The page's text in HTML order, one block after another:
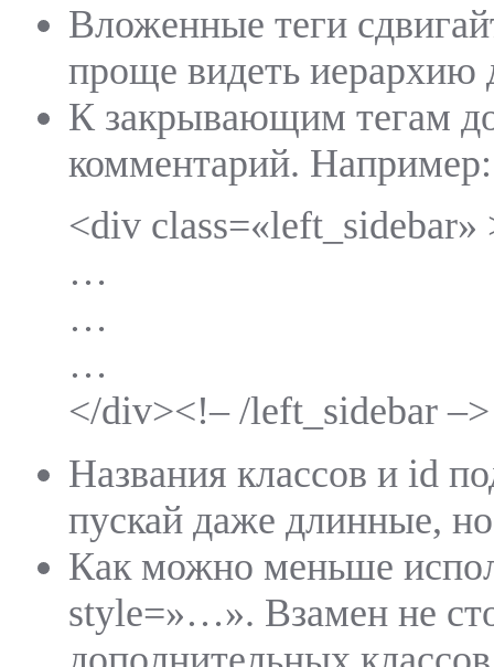
Вложенные теги
проще видеть иерархию
К закрывающим тегам
комментарий. Например:
<div class=«left_sidebar»
…
…
…
</div><!– /left_sidebar –>
Названия классов и id
пускай даже длинные,
Как можно меньше
style=»…». Взамен не